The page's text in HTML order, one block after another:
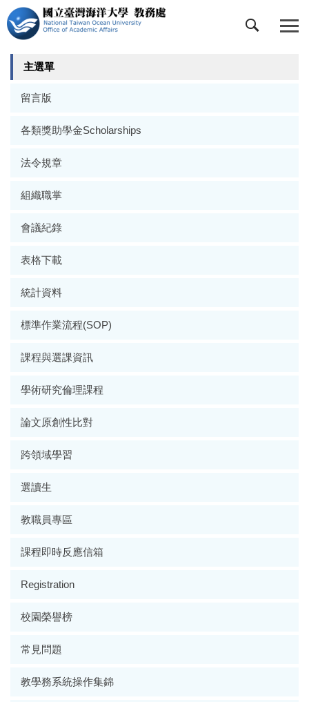
跳
到
主
要
主選單
留言版
各類獎助學金Scholarships
法令規章
組織職掌
會議紀錄
表格下載
統計資料
標準作業流程(SOP)
課程與選課資訊
學術研究倫理課程
論文原創性比對
跨領域學習
選讀生
教職員專區
課程即時反應信箱
Registration
校園榮譽榜
常見問題
教學務系統操作集錦